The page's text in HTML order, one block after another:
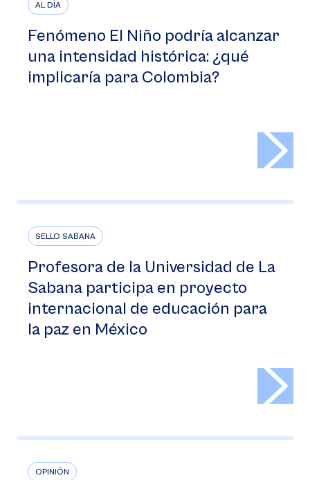
AL DÍA
Fenómeno El Niño podría alcanzar
una intensidad histórica: ¿qué
implicaría para Colombia?
SELLO SABANA
Profesora de la Universidad de La
Sabana participa en proyecto
internacional de educación para
la paz en México
OPINIÓN